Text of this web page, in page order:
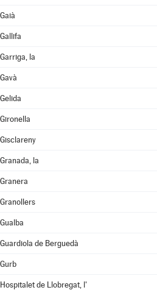
Gaià
Gallifa
Garriga, la
Gavà
Gelida
Gironella
Gisclareny
Granada, la
Granera
Granollers
Gualba
Guardiola de Berguedà
Gurb
Hospitalet de Llobregat, l'